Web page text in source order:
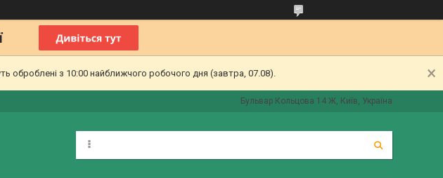
оброблені з 10:00 найближчого робочого дня (завтра, 07.08).
Бульвар Кольцова 14 Ж, Київ, Україна